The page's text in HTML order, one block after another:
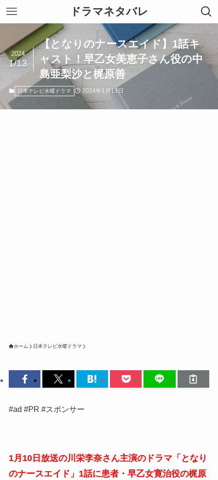
ドラマネタバレ
【となりのナースエイド】1話キ
ャスト！早乙女美恵子さん役の中
島亜梨沙と梶原善
2024
1/13
日本テレビ水曜ドラマ 2024年1月13日
ホーム 日本テレビ水曜ドラマ
#ad #PR #スポンサー
1月10日放送の川栄李奈さん主演のドラマ「となり
のナースエイド」1話に患者・早乙女寛治役の梶原